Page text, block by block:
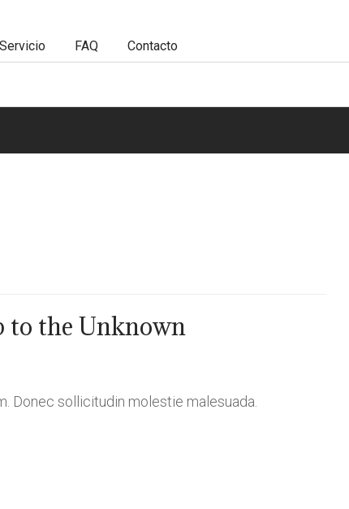
Servicio FAQ Contacto
to the Unknown
Donec sollicitudin molestie malesuada.